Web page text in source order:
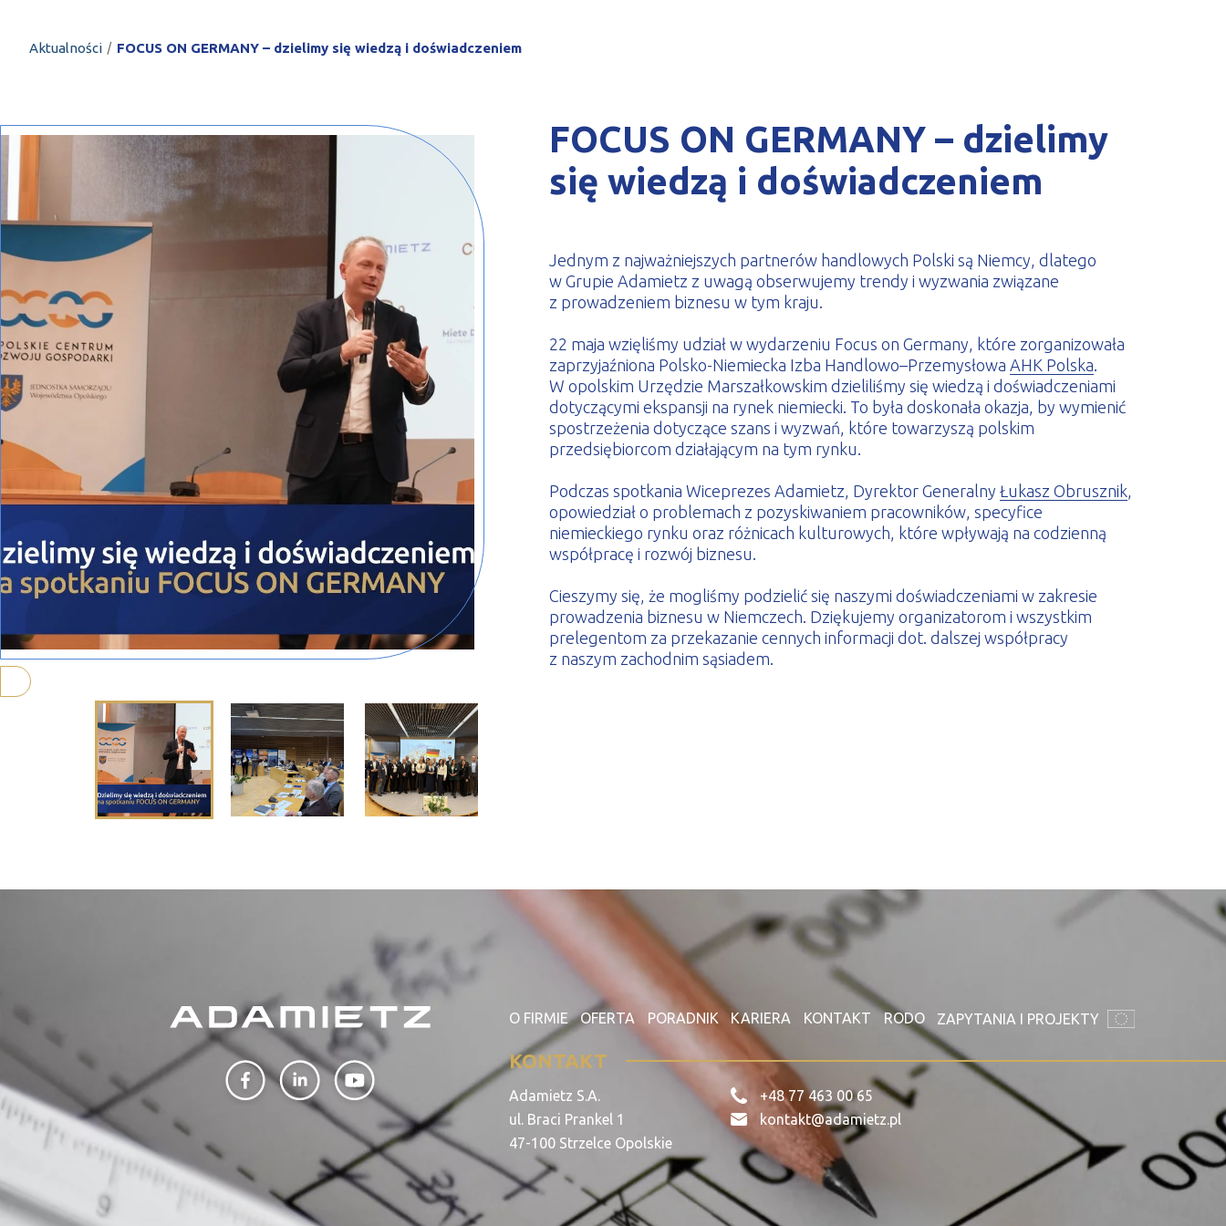
Aktualności / FOCUS ON GERMANY – dzielimy się wiedzą i doświadczeniem
FOCUS ON GERMANY – dzielimy
się wiedzą i doświadczeniem
Jednym z najważniejszych partnerów handlowych Polski są Niemcy, dlatego
w Grupie Adamietz z uwagą obserwujemy trendy i wyzwania związane
z prowadzeniem biznesu w tym kraju.
22 maja wzięliśmy udział w wydarzeniu Focus on Germany, które zorganizowała
zaprzyjaźniona Polsko-Niemiecka Izba Handlowo–Przemysłowa AHK Polska.
W opolskim Urzędzie Marszałkowskim dzieliliśmy się wiedzą i doświadczeniami
dotyczącymi ekspansji na rynek niemiecki. To była doskonała okazja, by wymienić
spostrzeżenia dotyczące szans i wyzwań, które towarzyszą polskim
przedsiębiorcom działającym na tym rynku.
Podczas spotkania Wiceprezes Adamietz, Dyrektor Generalny Łukasz Obrusznik,
opowiedział o problemach z pozyskiwaniem pracowników, specyfice
niemieckiego rynku oraz różnicach kulturowych, które wpływają na codzienną
współpracę i rozwój biznesu.
Cieszymy się, że mogliśmy podzielić się naszymi doświadczeniami w zakresie
prowadzenia biznesu w Niemczech. Dziękujemy organizatorom i wszystkim
prelegentom za przekazanie cennych informacji dot. dalszej współpracy
z naszym zachodnim sąsiadem.
O FIRMIE OFERTA PORADNIK KARIERA KONTAKT RODO ZAPYTANIA I PROJEKTY
KONTAKT
Adamietz S.A.
ul. Braci Prankel 1
47-100 Strzelce Opolskie
+48 77 463 00 65
kontakt@adamietz.pl